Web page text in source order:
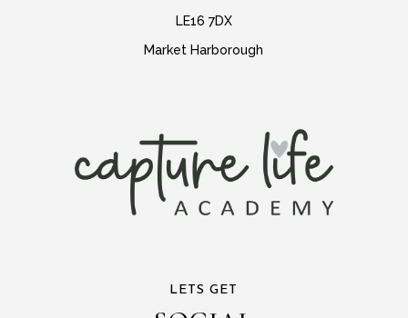
LE16 7DX
Market Harborough
LETS GET